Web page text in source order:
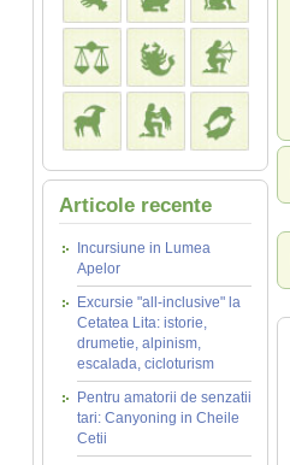
Articole recente
Incursiune in Lumea
Apelor
Excursie "all-inclusive" la
Cetatea Lita: istorie,
drumetie, alpinism,
escalada, cicloturism
Pentru amatorii de senzatii
tari: Canyoning in Cheile
Cetii